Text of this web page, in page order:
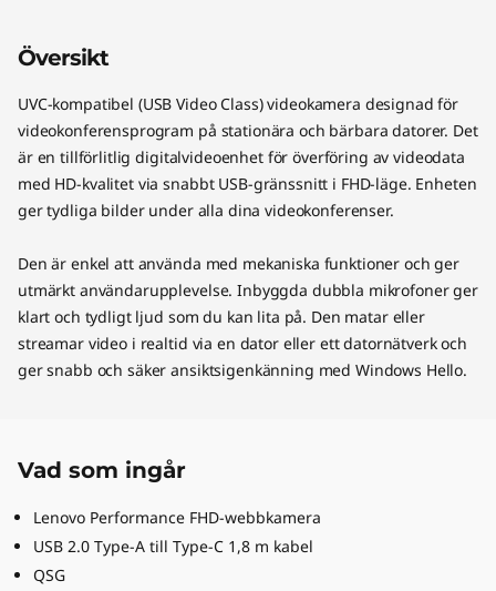
Översikt
UVC-kompatibel (USB Video Class) videokamera designad för
videokonferensprogram på stationära och bärbara datorer. Det
är en tillförlitlig digitalvideoenhet för överföring av videodata
med HD-kvalitet via snabbt USB-gränssnitt i FHD-läge. Enheten
ger tydliga bilder under alla dina videokonferenser.
Den är enkel att använda med mekaniska funktioner och ger
utmärkt användarupplevelse. Inbyggda dubbla mikrofoner ger
klart och tydligt ljud som du kan lita på. Den matar eller
streamar video i realtid via en dator eller ett datornätverk och
ger snabb och säker ansiktsigenkänning med Windows Hello.
Vad som ingår
Lenovo Performance FHD-webbkamera
USB 2.0 Type-A till Type-C 1,8 m kabel
QSG